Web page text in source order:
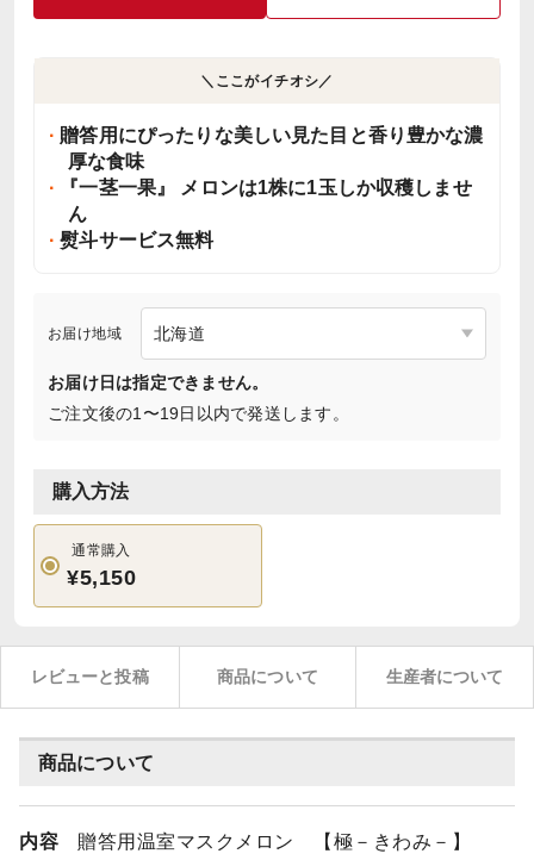
＼ここがイチオシ／
贈答用にぴったりな美しい見た目と香り豊かな濃
厚な食味
『一茎一果』 メロンは1株に1玉しか収穫しませ
ん
熨斗サービス無料
お届け地域
お届け日は指定できません。
ご注文後の1〜19日以内で発送します。
購入方法
通常購入
¥5,150
レビューと投稿 商品について 生産者について
商品について
内容 贈答用温室マスクメロン 【極－きわみ－】